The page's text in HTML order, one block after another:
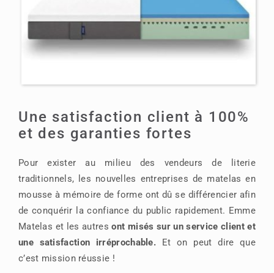
Une satisfaction client à 100%
et des garanties fortes
Pour exister au milieu des vendeurs de literie
traditionnels, les nouvelles entreprises de matelas en
mousse à mémoire de forme ont dû se différencier afin
de conquérir la confiance du public rapidement. Emme
Matelas et les autresont misés sur un service client et
une satisfaction irréprochable. Et on peut dire que
c’est mission réussie !